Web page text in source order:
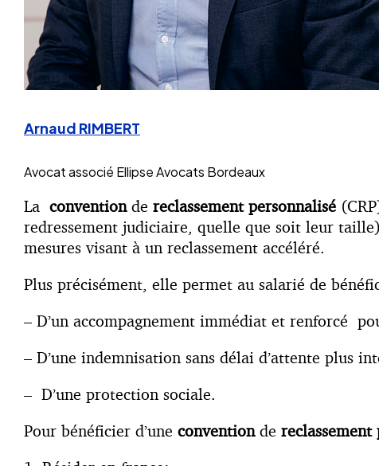
Arnaud RIMBERT
Avocat associé Ellipse Avocats Bordeaux
La conventionde reclassement personnalisé
redressement judiciaire, quelle que soit leur
mesures visant à un reclassement accéléré.
Plus précisément, elle permet au salarié de
– D’un accompagnement immédiat et renforcé
– D’une indemnisation sans délai d’attente plus
– D’une protection sociale.
Pour bénéficier d’une conventionde reclassement